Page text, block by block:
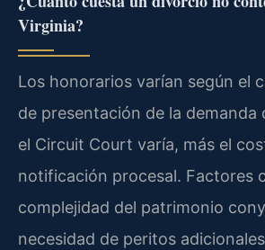
Virginia?
Los honorarios varían según el
de presentación de la demanda
el Circuit Court varía, más el
notificación procesal. Factores
complejidad del patrimonio
necesidad de peritos